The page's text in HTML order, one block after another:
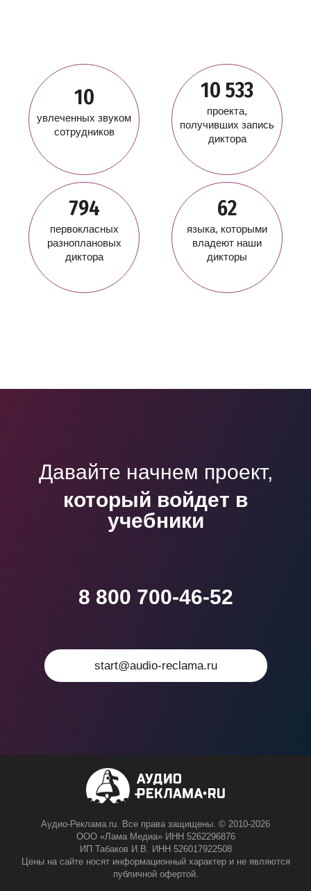
10
увлеченных звуком
сотрудников
10 533
проекта,
получивших запись
диктора
794
первокласных
разноплановых
диктора
62
языка, которыми
владеют наши
дикторы
Давайте начнем проект,
который войдет в
учебники
8 800 700-46-52
start@audio-reclama.ru
Аудио-Реклама.ru. Все права защищены. © 2010-2026
ООО «Лама Медиа» ИНН 5262296876
ИП Табаков И.В. ИНН 526017922508
Цены на сайте носят информационный характер и не являются
публичной офертой.